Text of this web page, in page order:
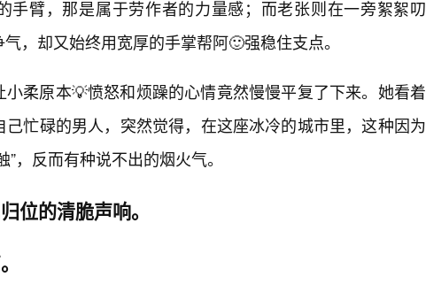
手臂，那是属于劳作者的力量感；而老张则在一旁絮絮叨
，却又始终用宽厚的手掌帮阿🙂强稳住支点。
柔原本💡愤怒和烦躁的心情竟然慢慢平复了下来。她看着
忙碌的男人，突然觉得，在这座冰冷的城市里，这种因为
，反而有种说不出的烟火气。
位的清脆声响。